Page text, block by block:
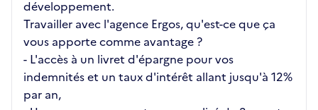
développement.
Travailler avec l'agence Ergos, qu'est-ce que ça
vous apporte comme avantage ?
- L'accès à un livret d'épargne pour vos
indemnités et un taux d'intérêt allant jusqu'à 12%
par an,